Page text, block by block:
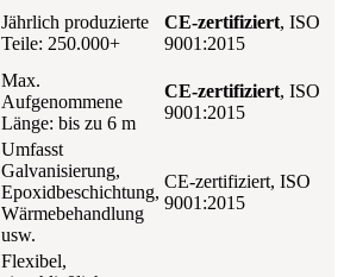
Jährlich produzierte
Teile: 250.000+
CE-zertifiziert, ISO
9001:2015
Max.
Aufgenommene
Länge: bis zu 6 m
CE-zertifiziert, ISO
9001:2015
Umfasst
Galvanisierung,
Epoxidbeschichtung,
Wärmebehandlung
usw.
CE-zertifiziert, ISO
9001:2015
Flexibel,